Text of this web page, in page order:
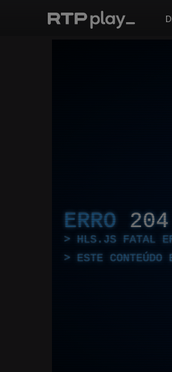
ERRO 204
HLS.JS FATAL
ESTE